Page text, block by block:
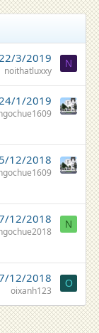
3/2019
noithatluxxy
N
1/2019
12/2018
12/2018 N
12/2018
oixanh123
O